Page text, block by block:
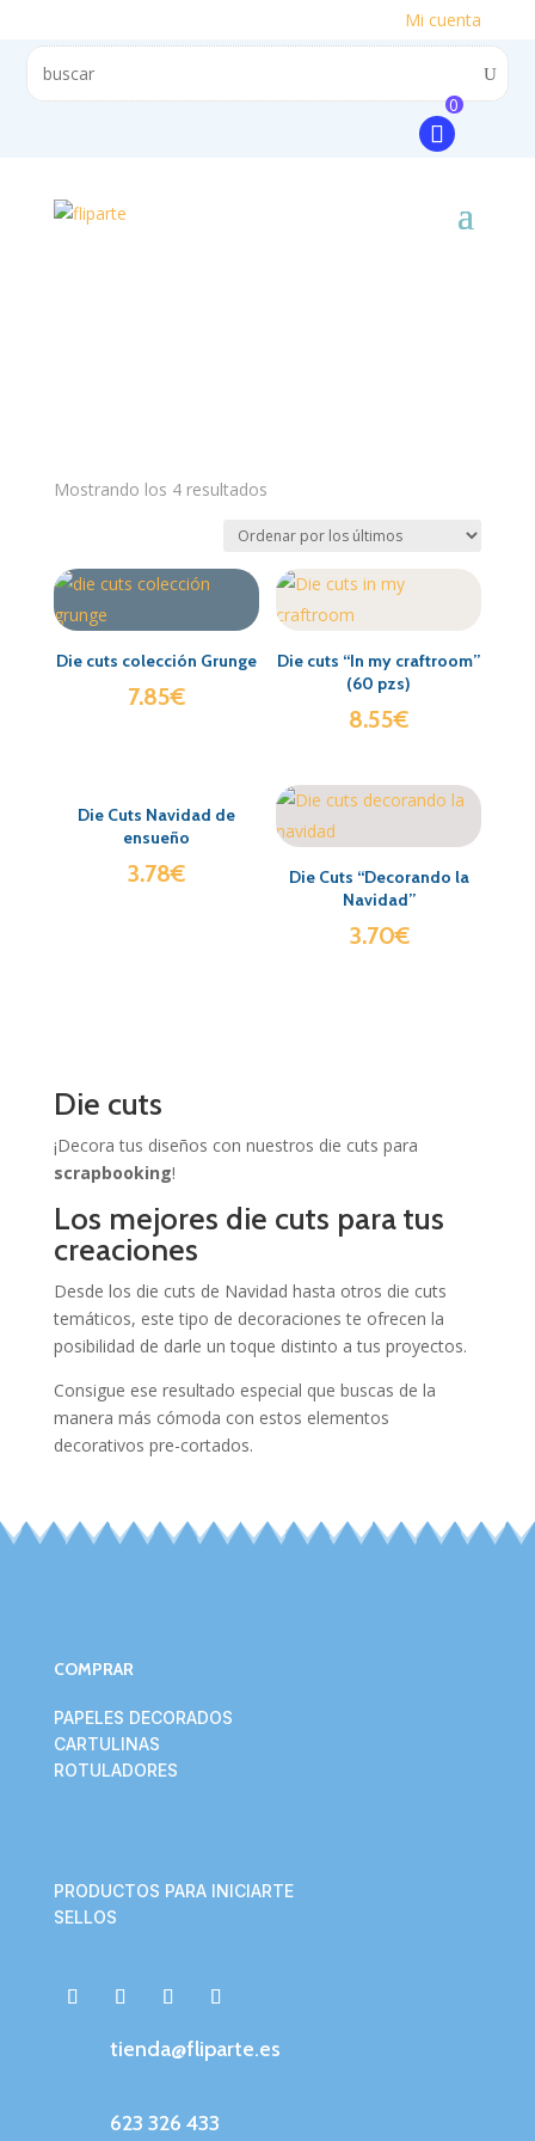
Mi cuenta
0
Mostrando los 4 resultados
Die cuts colección Grunge
7.85€
Die cuts “In my craftroom”
(60 pzs)
8.55€
Die Cuts Navidad de
ensueño
3.78€
Die Cuts “Decorando la
Navidad”
3.70€
Die cuts
¡Decora tus diseños con nuestros die cuts para
scrapbooking!
Los mejores die cuts para tus
creaciones
Desde los die cuts de Navidad hasta otros die cuts
temáticos, este tipo de decoraciones te ofrecen la
posibilidad de darle un toque distinto a tus proyectos.
Consigue ese resultado especial que buscas de la
manera más cómoda con estos elementos
decorativos pre-cortados.
COMPRAR
PAPELES DECORADOS
CARTULINAS
ROTULADORES
PRODUCTOS PARA INICIARTE
SELLOS
tienda@fliparte.es
623 326 433